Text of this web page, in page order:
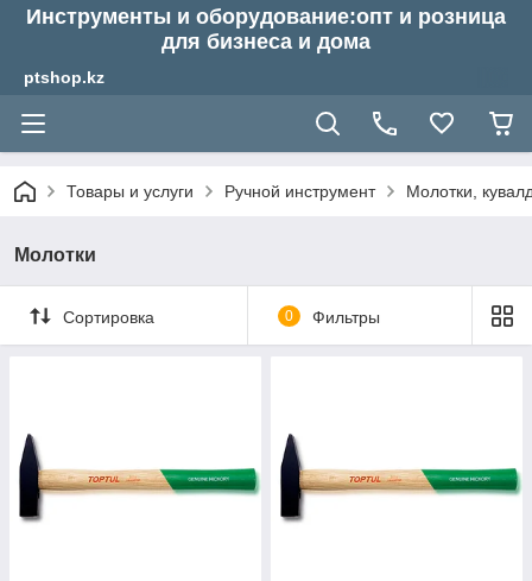
Инструменты и оборудование:опт и розница
для бизнеса и дома
ptshop.kz
Товары и услуги Ручной инструмент Молотки,
Молотки
Сортировка 0 Фильтры